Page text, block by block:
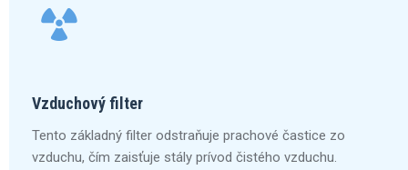
Vzduchový filter
Tento základný filter odstraňuje prachové častice zo
vzduchu, čím zaisťuje stály prívod čistého vzduchu.